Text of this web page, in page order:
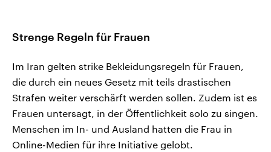
Strenge Regeln für Frauen
Im Iran gelten strike Bekleidungsregeln für Frauen,
die durch ein neues Gesetz mit teils drastischen
Strafen weiter verschärft werden sollen. Zudem ist es
Frauen untersagt, in der Öffentlichkeit solo zu singen.
Menschen im In- und Ausland hatten die Frau in
Online-Medien für ihre Initiative gelobt.